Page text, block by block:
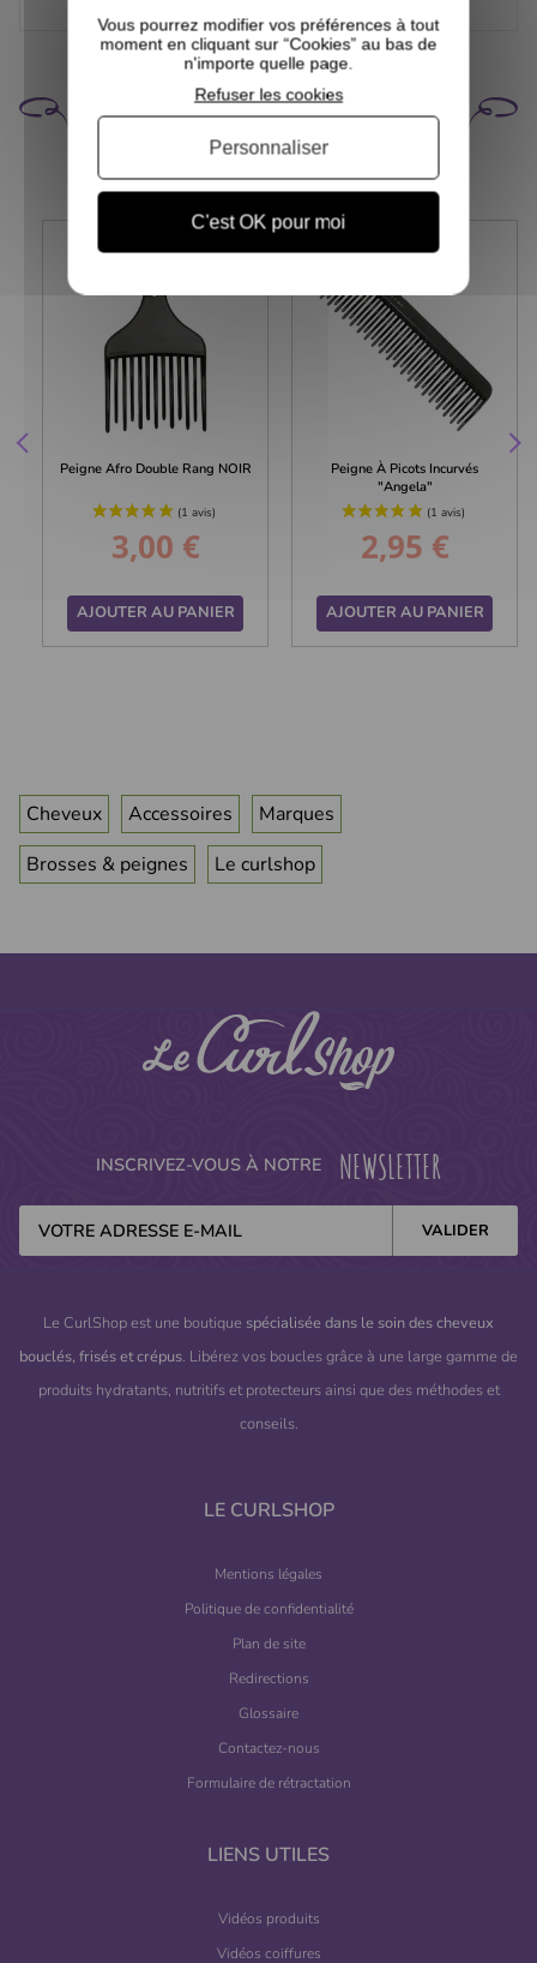
CELA POURRAIT VOUS
INTÉRESSER
Peigne Afro Double Rang NOIR
Prix
3,00 €
AJOUTER AU PANIER
Peigne À Picots Incurvés
"Angela"
Prix
2,95 €
AJOUTER AU PANIER
Cheveux Accessoires
Marques
Brosses & peignes
Le curlshop
INSCRIVEZ-VOUS À NOTRE NEWSLETTER
Le CurlShop est une boutique spécialisée dans le soin des cheveux
bouclés, frisés et crépus. Libérez vos boucles grâce à une large gamme de
produits hydratants, nutritifs et protecteurs ainsi que des méthodes et
conseils.
LE CURLSHOP
Mentions légales
Politique de confidentialité
Plan de site
Redirections
Glossaire
Contactez-nous
Formulaire de rétractation
LIENS UTILES
Vidéos produits
Vidéos coiffures
Vous pourrez modifier vos préférences à tout
moment en cliquant sur “Cookies” au bas de
n'importe quelle page.
C'est OK pour moi
Refuser les cookies
Personnaliser